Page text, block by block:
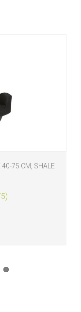
75 СМ, SHALE